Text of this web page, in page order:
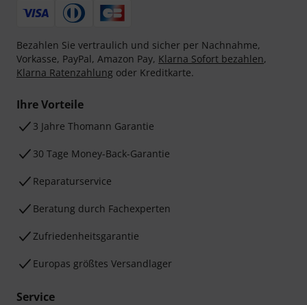
Bezahlen Sie vertraulich und sicher per Nachnahme,
Vorkasse, PayPal, Amazon Pay, Klarna Sofort bezahlen,
Klarna Ratenzahlung oder Kreditkarte.
Ihre Vorteile
3 Jahre Thomann Garantie
30 Tage Money-Back-Garantie
Reparaturservice
Beratung durch Fachexperten
Zufriedenheitsgarantie
Europas größtes Versandlager
Service